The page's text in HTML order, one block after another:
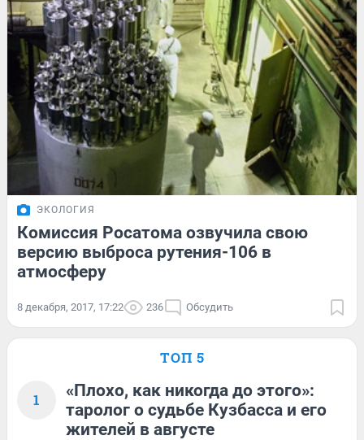
ЭКОЛОГИЯ
Комиссия Росатома озвучила свою
версию выброса рутения-106 в
атмосферу
8 декабря, 2017, 17:22 236 Обсудить
ТОП 5
1
«Плохо, как никогда до этого»:
таролог о судьбе Кузбасса и его
жителей в августе